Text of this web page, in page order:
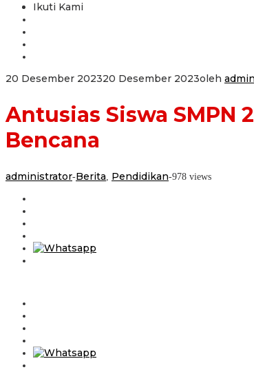
Ikuti Kami
20 Desember 202320 Desember 2023oleh
Antusias Siswa SMPN
Bencana
administrator-Berita Pendidikan-978 views